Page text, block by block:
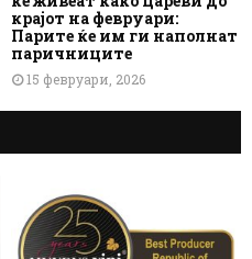
крајот на февруари:
Парите ќе им ги наполнат
паричниците
15 февруари, 2026